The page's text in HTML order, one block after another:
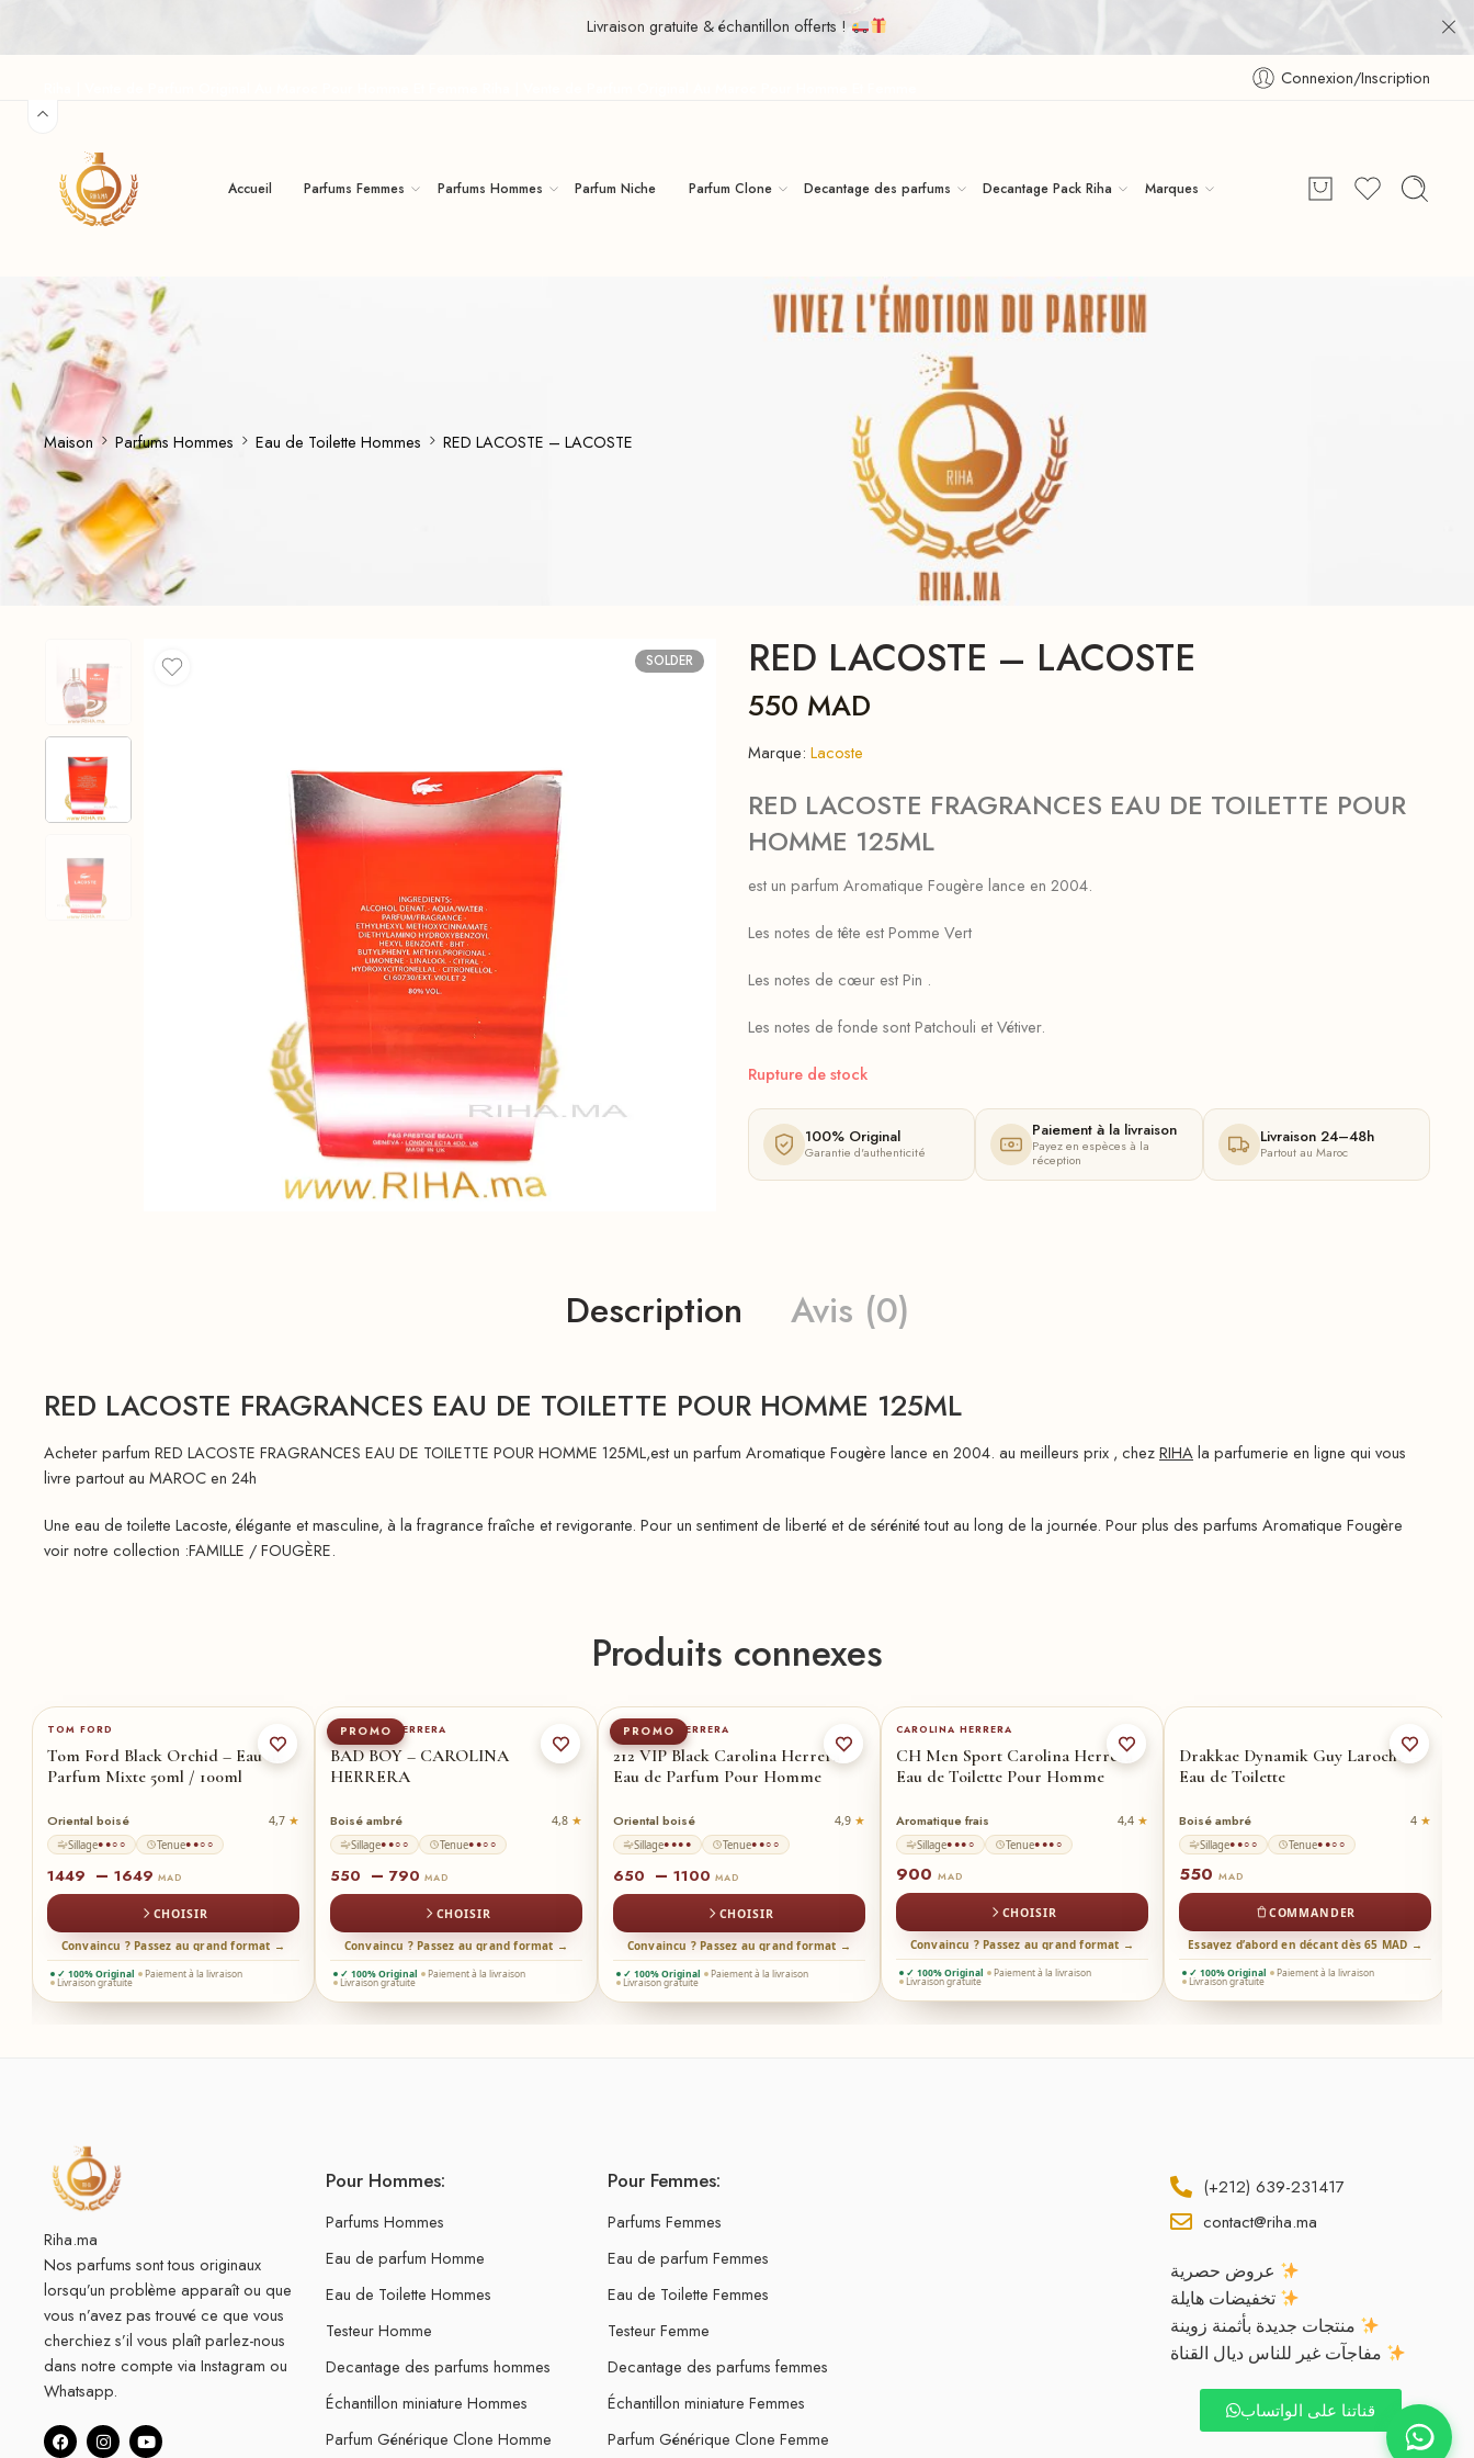
Livraison gratuite & échantillon offerts !
Connexion/Inscription
Accueil Parfums Femmes Parfums Hommes Parfum Niche Parfum Clone Decantage des parfums Decantage Pack Riha Marques
Maison Parfums Hommes Eau de Toilette Hommes RED LACOSTE – LACOSTE
SOLDER RED LACOSTE – LACOSTE
550 MAD
Marque: Lacoste
RED LACOSTE FRAGRANCES EAU DE TOILETTE POUR
HOMME 125ML
est un parfum Aromatique Fougère lance en 2004.
Les notes de tête est Pomme Vert
Les notes de cœur est Pin .
Les notes de fonde sont Patchouli et Vétiver.
Rupture de stock
100% Original
Garantie d'authenticité
Paiement à la livraison
Payez en espèces à la
réception
Livraison 24–48h
Partout au Maroc
Description Avis (0)
RED LACOSTE FRAGRANCES EAU DE TOILETTE POUR HOMME 125ML
Acheter parfum RED LACOSTE FRAGRANCES EAU DE TOILETTE POUR HOMME 125ML,est un parfum Aromatique Fougère lance en 2004. au meilleurs prix , chezRIHAla parfumerie en ligne qui vous
livre partout au MAROC en 24h
Une eau de toilette Lacoste, élégante et masculine, à la fragrance fraîche et revigorante. Pour un sentiment de liberté et de sérénité tout au long de la journée. Pour plus des parfums Aromatique Fougère
voir notre collection :FAMILLE / FOUGÈRE.
Produits connexes
TOM FORD
Tom Ford Black Orchid – Eau de
Parfum Mixte 50ml / 100ml
Oriental boisé 4,7
Sillage●●○○ Tenue●●○○
1449 – 1649 MAD
CHOISIR
Convaincu ? Passez au grand format →
✓ 100% Original Paiement à la livraison
Livraison gratuite
PROMO
CAROLINA HERRERA
BAD BOY – CAROLINA
HERRERA
Boisé ambré 4,8
Sillage●●○○ Tenue●●○○
550 – 790 MAD
CHOISIR
Convaincu ? Passez au grand format →
✓ 100% Original Paiement à la livraison
Livraison gratuite
PROMO
CAROLINA HERRERA
212 VIP Black Carolina Herrera
Eau de Parfum Pour Homme
Oriental boisé 4,9
Sillage●●●● Tenue●●○○
650 – 1100 MAD
CHOISIR
Convaincu ? Passez au grand format →
✓ 100% Original Paiement à la livraison
Livraison gratuite
CAROLINA HERRERA
CH Men Sport Carolina Herrera
Eau de Toilette Pour Homme
Aromatique frais 4,4
Sillage●●●○ Tenue●●●○
900 MAD
CHOISIR
Convaincu ? Passez au grand format →
✓ 100% Original Paiement à la livraison
Livraison gratuite
Drakkae Dynamik Guy Laroche –
Eau de Toilette
Boisé ambré 4
Sillage●●○○ Tenue●●○○
550 MAD
COMMANDER
Essayez d’abord en décant dès 65 MAD →
✓ 100% Original Paiement à la livraison
Livraison gratuite
Riha.ma
Nos parfums sont tous originaux
lorsqu’un problème apparaît ou que
vous n’avez pas trouvé ce que vous
cherchiez s’il vous plaît parlez-nous
dans notre compte via Instagram ou
Whatsapp.
Pour Hommes:
Parfums Hommes
Eau de parfum Homme
Eau de Toilette Hommes
Testeur Homme
Decantage des parfums hommes
Échantillon miniature Hommes
Parfum Générique Clone Homme
Pour Femmes:
Parfums Femmes
Eau de parfum Femmes
Eau de Toilette Femmes
Testeur Femme
Decantage des parfums femmes
Échantillon miniature Femmes
Parfum Générique Clone Femme
(+212) 639-231417
contact@riha.ma
عروض حصرية
تخفيضات هايلة
منتجات جديدة بأثمنة زوينة
مفاجآت غير للناس ديال القناة
قناتنا على الواتساب